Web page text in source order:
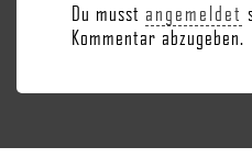
Du musst angemeldet
Kommentar abzugeben.